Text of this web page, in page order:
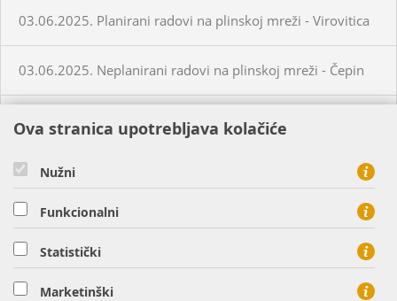
03.06.2025. Planirani radovi na plinskoj mreži - Virovitica
03.06.2025. Neplanirani radovi na plinskoj mreži - Čepin
04.06.2025. Planirani radovi na plinskoj mreži - Virovitica
04.06.2025. Neplanirani radovi na plinskoj mreži -
Habjanovci
05.06.2025. Planirani radovi na plinskoj mreži - Virovitica
Ova stranica upotrebljava kolačiće
Nužni
Funkcionalni
Statistički
Marketinški